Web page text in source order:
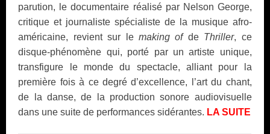
parution, le documentaire réalisé par Nelson George,
critique et journaliste spécialiste de la musique afro-
américaine, revient sur le making ofde Thriller, ce
disque-phénomène qui, porté par un artiste unique,
transfigure le monde du spectacle, alliant pour la
première fois à ce degré d’excellence, l’art du chant,
de la danse, de la production sonore audiovisuelle
dans une suite de performances sidérantes. LA SUITE